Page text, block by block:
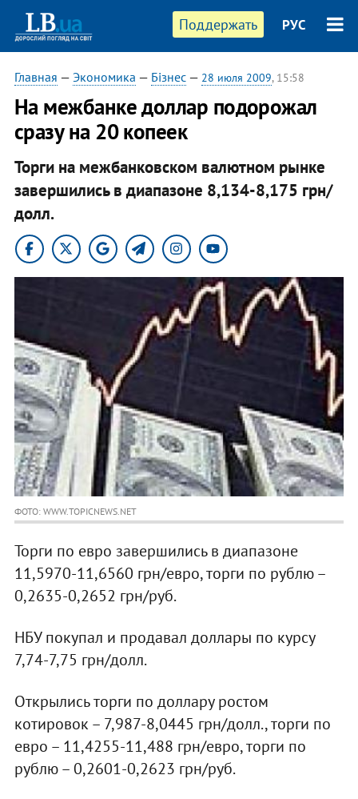
Поддержать РУС
Главная — Экономика — Бізнес— 28 июля 2009, 15:58
На межбанке доллар подорожал
сразу на 20 копеек
Торги на межбанковском валютном рынке
завершились в диапазоне 8,134-8,175 грн/
долл.
ФОТО: WWW.TOPICNEWS.NET
Торги по евро завершились в диапазоне
11,5970-11,6560 грн/евро, торги по рублю –
0,2635-0,2652 грн/руб.
НБУ покупал и продавал доллары по курсу
7,74-7,75 грн/долл.
Открылись торги по доллару ростом
котировок – 7,987-8,0445 грн/долл., торги по
евро – 11,4255-11,488 грн/евро, торги по
рублю – 0,2601-0,2623 грн/руб.